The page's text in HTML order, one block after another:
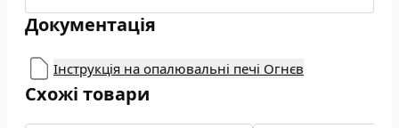
Документація
Інструкція на опалювальні печі Огнєв
Схожі товари